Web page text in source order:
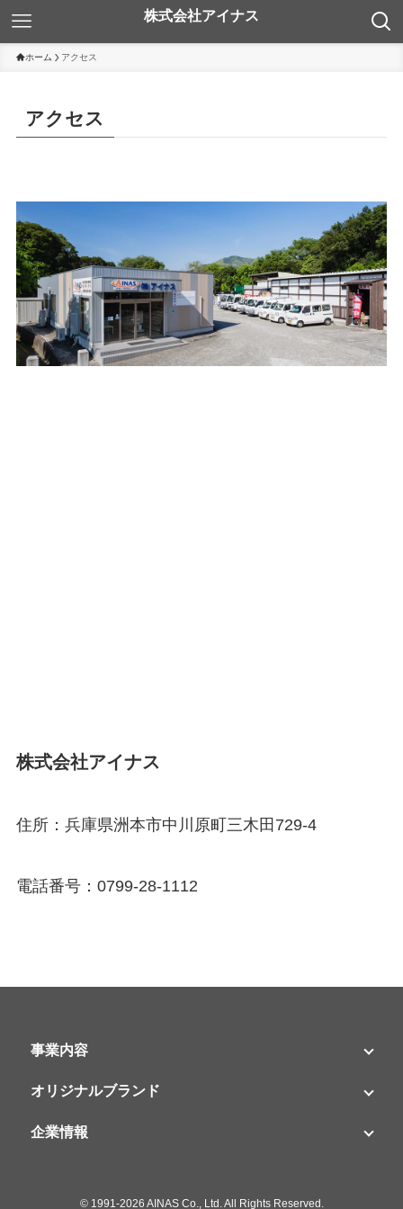
ホーム アクセス
アクセス
株式会社アイナス
住所：兵庫県洲本市中川原町三木田729-4
電話番号：0799-28-1112
事業内容
オリジナルブランド
企業情報
©1991-2026 AINAS Co., Ltd. All Rights Reserved.